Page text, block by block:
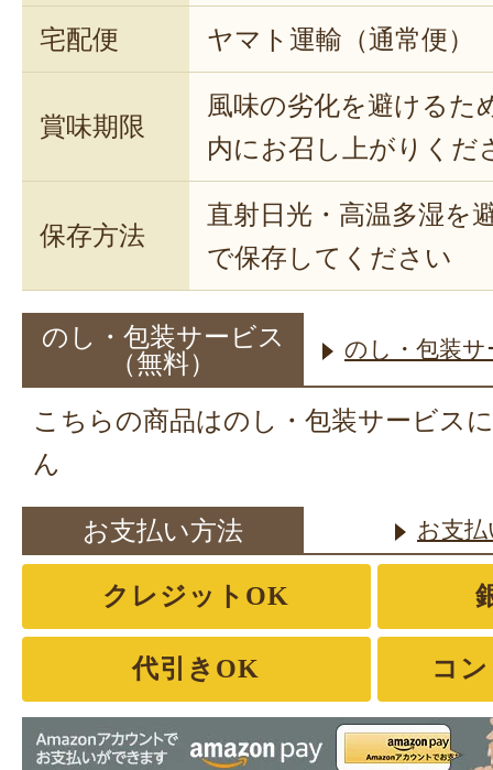
宅配便 ヤマト運輸（通常便）
賞味期限
風味の劣化を避けるた
内にお召し上がりくだ
保存方法
直射日光・高温多湿を
で保存してください
のし・包装サービス
（無料）
のし・包装
こちらの商品はのし・包装サービス
ん
お支払い方法 お支
クレジットOK
代引きOK コ